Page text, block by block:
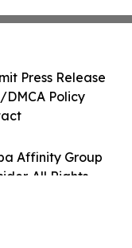
Affinity Group
All Rights
Press Release
Policy